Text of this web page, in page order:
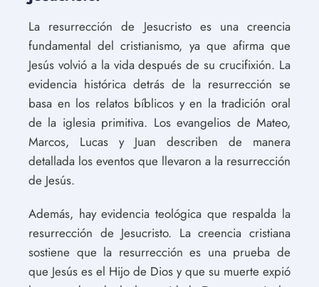
La resurrección de Jesucristo es una creencia
fundamental del cristianismo, ya que afirma que
Jesús volvió a la vida después de su crucifixión. La
evidencia histórica detrás de la resurrección se
basa en los relatos bíblicos y en la tradición oral
de la iglesia primitiva. Los evangelios de Mateo,
Marcos, Lucas y Juan describen de manera
detallada los eventos que llevaron a la resurrección
de Jesús.
Además, hay evidencia teológica que respalda la
resurrección de Jesucristo. La creencia cristiana
sostiene que la resurrección es una prueba de
que Jesús es el Hijo de Dios y que su muerte expió